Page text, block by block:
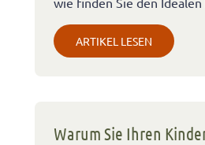
ARTIKEL LESEN
Warum Sie Ihren